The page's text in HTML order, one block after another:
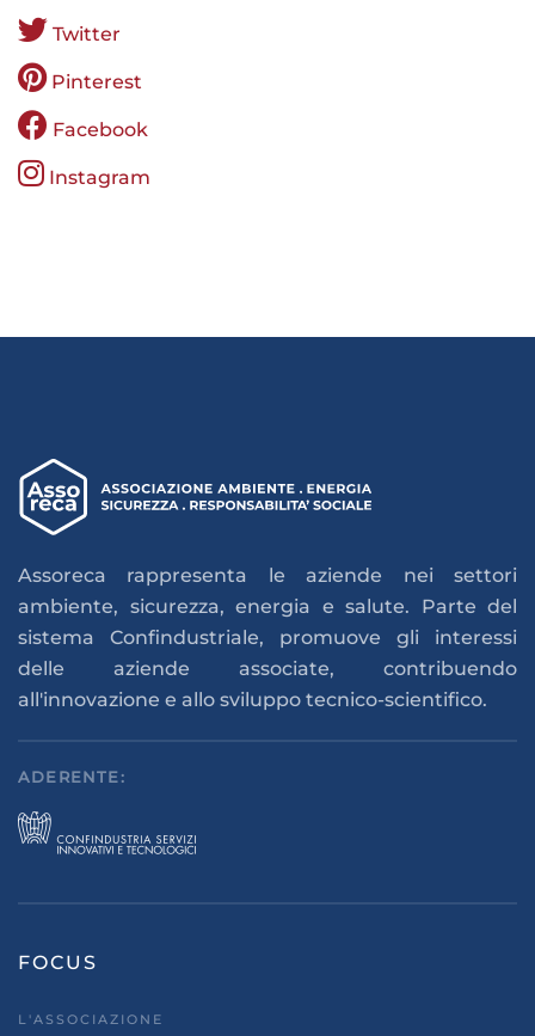
Twitter
Pinterest
Facebook
Instagram
Assoreca rappresenta le aziende nei settori
ambiente, sicurezza, energia e salute. Parte del
sistema Confindustriale, promuove gli interessi
delle aziende associate, contribuendo
all'innovazione e allo sviluppo tecnico-scientifico.
ADERENTE:
FOCUS
L'ASSOCIAZIONE